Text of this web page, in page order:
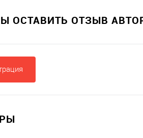
ОСТАВИТЬ ОТЗЫВ